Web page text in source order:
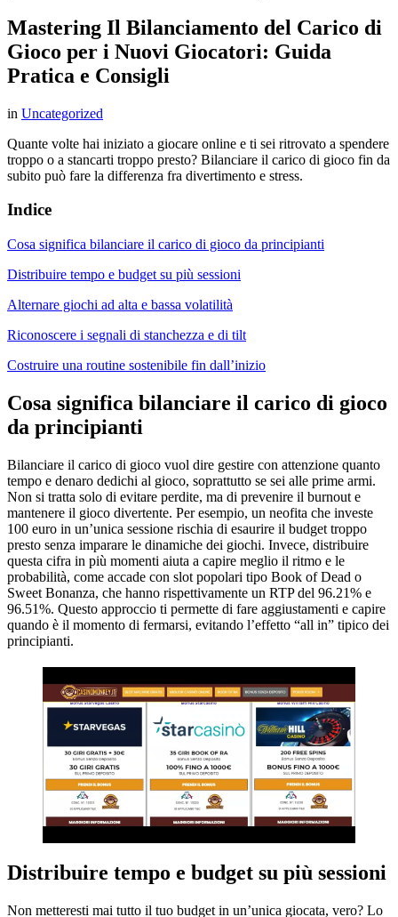
Mastering Il Bilanciamento del Carico di
Gioco per i Nuovi Giocatori: Guida
Pratica e Consigli
in Uncategorized
Quante volte hai iniziato a giocare online e ti sei ritrovato a spendere
troppo o a stancarti troppo presto? Bilanciare il carico di gioco fin da
subito può fare la differenza fra divertimento e stress.
Indice
Cosa significa bilanciare il carico di gioco da principianti
Distribuire tempo e budget su più sessioni
Alternare giochi ad alta e bassa volatilità
Riconoscere i segnali di stanchezza e di tilt
Costruire una routine sostenibile fin dall’inizio
Cosa significa bilanciare il carico di gioco
da principianti
Bilanciare il carico di gioco vuol dire gestire con attenzione quanto
tempo e denaro dedichi al gioco, soprattutto se sei alle prime armi.
Non si tratta solo di evitare perdite, ma di prevenire il burnout e
mantenere il gioco divertente. Per esempio, un neofita che investe
100 euro in un’unica sessione rischia di esaurire il budget troppo
presto senza imparare le dinamiche dei giochi. Invece, distribuire
questa cifra in più momenti aiuta a capire meglio il ritmo e le
probabilità, come accade con slot popolari tipo Book of Dead o
Sweet Bonanza, che hanno rispettivamente un RTP del 96.21% e
96.51%. Questo approccio ti permette di fare aggiustamenti e capire
quando è il momento di fermarsi, evitando l’effetto “all in” tipico dei
principianti.
Distribuire tempo e budget su più sessioni
Non metteresti mai tutto il tuo budget in un’unica giocata, vero? Lo